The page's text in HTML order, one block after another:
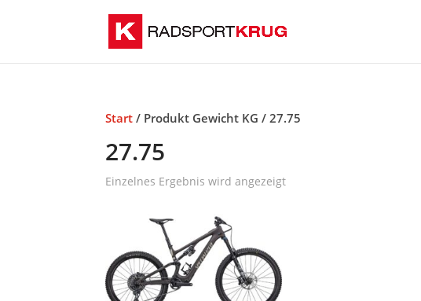
Start / Produkt Gewicht KG / 27.75
27.75
Einzelnes Ergebnis wird angezeigt